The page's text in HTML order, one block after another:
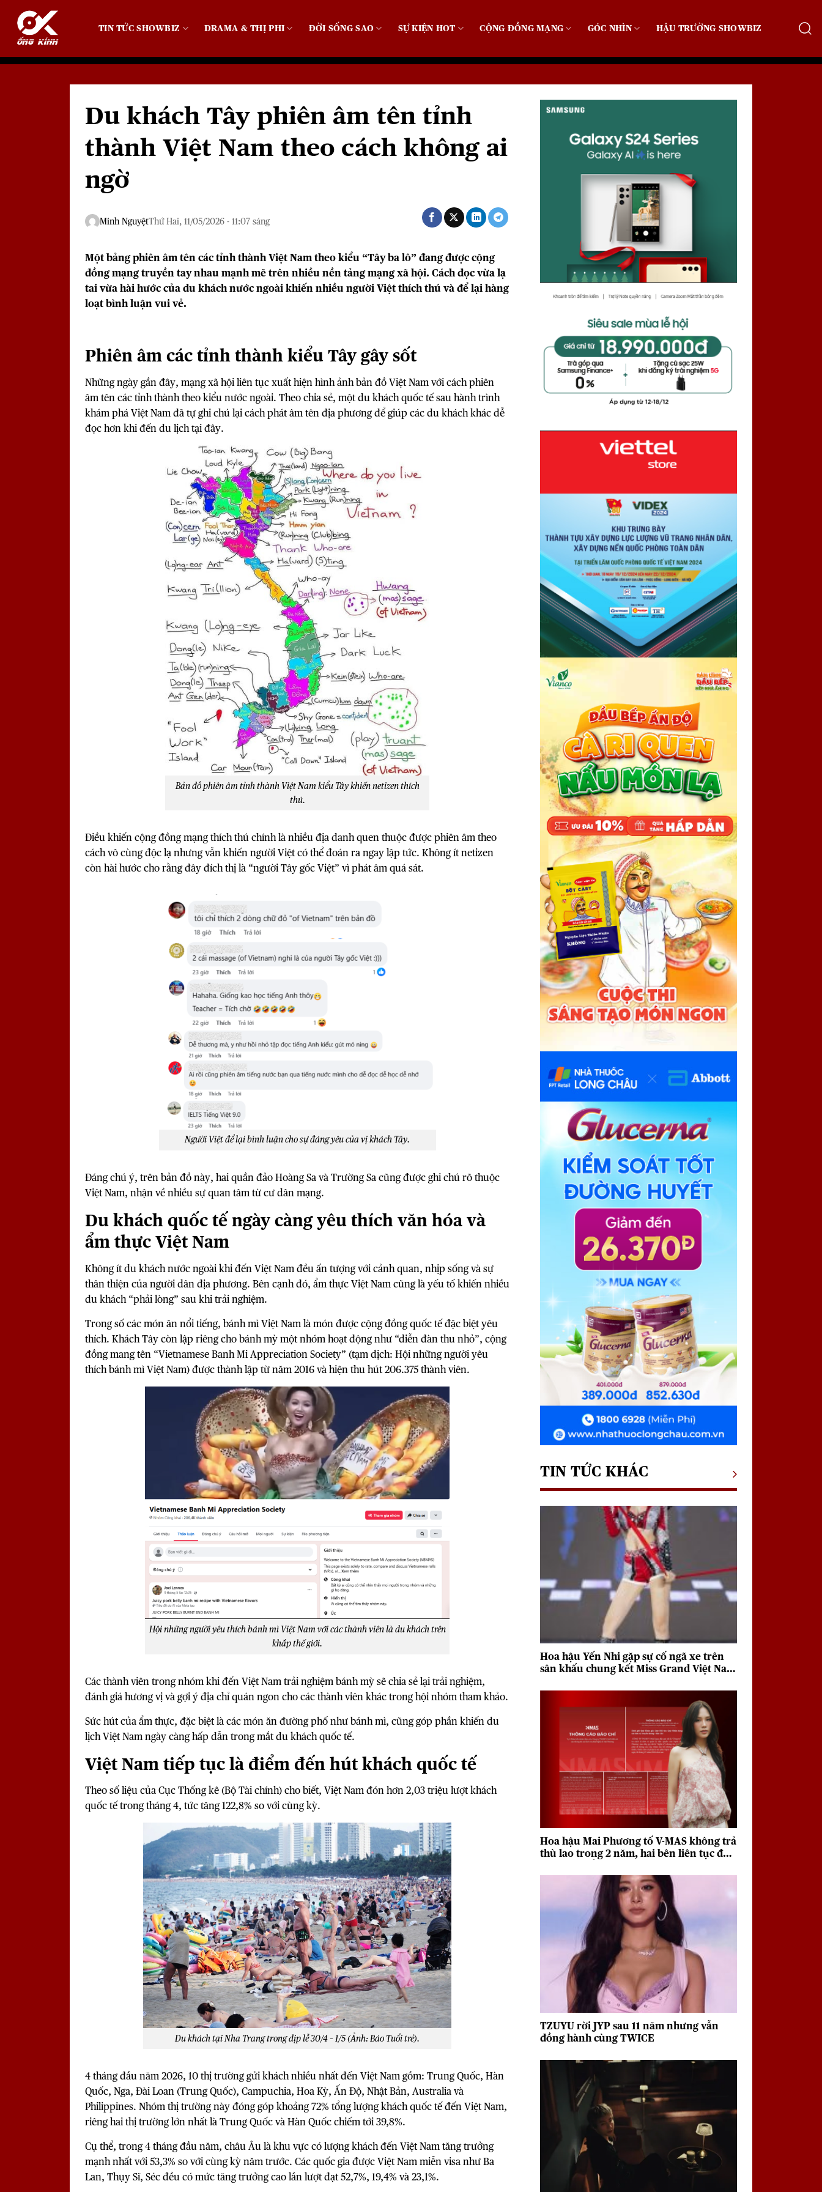
TIN TỨC SHOWBIZ DRAMA & THỊ PHI ĐỜI SỐNG SAO SỰ KIỆN HOT CỘNG ĐỒNG MẠNG GÓC NHÌN HẬU TRƯỜNG SHOWBIZ
Du khách Tây phiên âm tên tỉnh
thành Việt Nam theo cách không ai
ngờ
Minh NguyệtThứ Hai, 11/05/2026 - 11:07 sáng
Một bảng phiên âm tên các tỉnh thành Việt Nam theo kiểu “Tây ba lô” đang được cộng
đồng mạng truyền tay nhau mạnh mẽ trên nhiều nền tảng mạng xã hội. Cách đọc vừa lạ
tai vừa hài hước của du khách nước ngoài khiến nhiều người Việt thích thú và để lại hàng
loạt bình luận vui vẻ.
Phiên âm các tỉnh thành kiểu Tây gây sốt
Những ngày gần đây, mạng xã hội liên tục xuất hiện hình ảnh bản đồ Việt Nam với cách phiên
âm tên các tỉnh thành theo kiểu nước ngoài. Theo chia sẻ, một du khách quốc tế sau hành trình
khám phá Việt Nam đã tự ghi chú lại cách phát âm tên địa phương để giúp các du khách khác dễ
đọc hơn khi đến du lịch tại đây.
Bản đồ phiên âm tỉnh thành Việt Nam kiểu Tây khiến netizen thích
thú.
Điều khiến cộng đồng mạng thích thú chính là nhiều địa danh quen thuộc được phiên âm theo
cách vô cùng độc lạ nhưng vẫn khiến người Việt có thể đoán ra ngay lập tức. Không ít netizen
còn hài hước cho rằng đây đích thị là “người Tây gốc Việt” vì phát âm quá sát.
Người Việt để lại bình luận cho sự đáng yêu của vị khách Tây.
Đáng chú ý, trên bản đồ này, hai quần đảo Hoàng Sa và Trường Sa cũng được ghi chú rõ thuộc
Việt Nam, nhận về nhiều sự quan tâm từ cư dân mạng.
Du khách quốc tế ngày càng yêu thích văn hóa và
ẩm thực Việt Nam
Không ít du khách nước ngoài khi đến Việt Nam đều ấn tượng với cảnh quan, nhịp sống và sự
thân thiện của người dân địa phương. Bên cạnh đó, ẩm thực Việt Nam cũng là yếu tố khiến nhiều
du khách “phải lòng” sau khi trải nghiệm.
Trong số các món ăn nổi tiếng, bánh mì Việt Nam là món được cộng đồng quốc tế đặc biệt yêu
thích. Khách Tây còn lập riêng cho bánh mỳ một nhóm hoạt động như “diễn đàn thu nhỏ”, cộng
đồng mang tên “Vietnamese Banh Mi Appreciation Society” (tạm dịch: Hội những người yêu
thích bánh mì Việt Nam) được thành lập từ năm 2016 và hiện thu hút 206.375 thành viên.
Hội những người yêu thích bánh mì Việt Nam với các thành viên là du khách trên
khắp thế giới.
Các thành viên trong nhóm khi đến Việt Nam trải nghiệm bánh mỳ sẽ chia sẻ lại trải nghiệm,
đánh giá hương vị và gợi ý địa chỉ quán ngon cho các thành viên khác trong hội nhóm tham khảo.
Sức hút của ẩm thực, đặc biệt là các món ăn đường phố như bánh mì, cũng góp phần khiến du
lịch Việt Nam ngày càng hấp dẫn trong mắt du khách quốc tế.
Việt Nam tiếp tục là điểm đến hút khách quốc tế
Theo số liệu của Cục Thống kê (Bộ Tài chính) cho biết, Việt Nam đón hơn 2,03 triệu lượt khách
quốc tế trong tháng 4, tức tăng 122,8% so với cùng kỳ.
Du khách tại Nha Trang trong dịp lễ 30/4 – 1/5 (Ảnh: Báo Tuổi trẻ).
4 tháng đầu năm 2026, 10 thị trường gửi khách nhiều nhất đến Việt Namgồm: Trung Quốc, Hàn
Quốc, Nga, Đài Loan (Trung Quốc), Campuchia, Hoa Kỳ, Ấn Độ, Nhật Bản, Australia và
Philippines. Nhóm thị trường này đóng góp khoảng 72% tổng lượng khách quốc tế đến Việt Nam,
riêng hai thị trường lớn nhất là Trung Quốc và Hàn Quốc chiếm tới 39,8%.
Cụ thể, trong 4 tháng đầu năm, châu Âu là khu vực có lượng khách đến Việt Nam tăng trưởng
mạnh nhất với 53,3% so với cùng kỳ năm trước. Các quốc gia được Việt Nam miễn visa như Ba
Lan, Thụy Sĩ, Séc đều có mức tăng trưởng cao lần lượt đạt 52,7%, 19,4% và 23,1%.
TIN TỨC KHÁC
Hoa hậu Yến Nhi gặp sự cố ngã xe trên
sân khấu chung kết Miss Grand Việt Nam
Hoa hậu Mai Phương tố V-MAS không trả
thù lao trong 2 năm, hai bên liên tục đưa
TZUYU rời JYP sau 11 năm nhưng vẫn
đồng hành cùng TWICE